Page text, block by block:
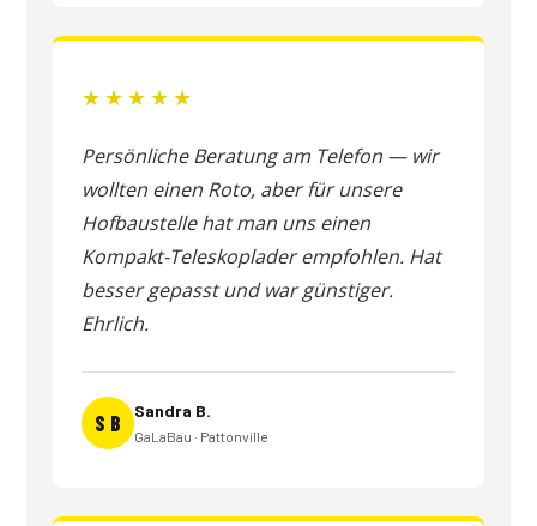
★★★★★
Persönliche Beratung am Telefon — wir
wollten einen Roto, aber für unsere
Hofbaustelle hat man uns einen
Kompakt-Teleskoplader empfohlen. Hat
besser gepasst und war günstiger.
Ehrlich.
S B Sandra B.
GaLaBau · Pattonville